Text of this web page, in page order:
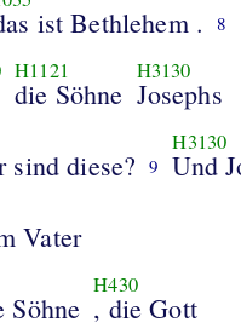
ist Bethlehem . 8
H1121
die Söhne
H3130
Josephs
sind diese? 9
H3130
Und
Vater
Söhne
H430
, die Gott